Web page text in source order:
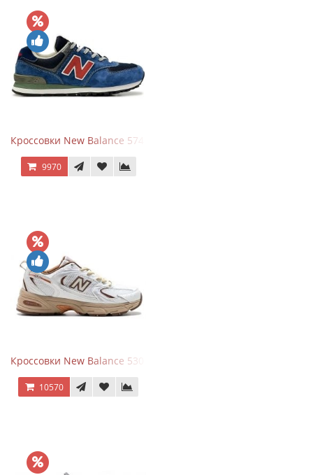
Кроссовки New Balance 574 Blue Black Red синий с красным
9970
Кроссовки New Balance 530 x Niko and... Off White
10570